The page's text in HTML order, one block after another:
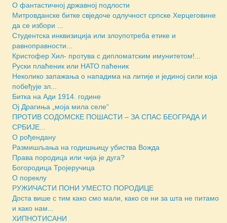
О фантастичној државној подлости
Митровданске битке свједочe одлучност српске Херцеговине
да се избори ...
Студентска инквизиција или злоупотреба етике и
равноправности...
Кристофер Хил- протува с дипломатским имунитетом!...
Руски плаћеник или НАТО паћеник
Неколико запажања о нападима на литије и јединој сили која
побеђује зл...
Битка на Ади 1914. године
Ој Драгиња „моја мила селе“
ПРОТИВ СОДОМСКЕ ПОШАСТИ – ЗА СПАС БЕОГРАДА И
СРБИЈЕ...
О рођендану
Размишљања на годишњицу убиства Вожда
Права породица или чија је дуга?
Богородица Тројеручица
О пореклу
РУЖИЧАСТИ ПОНИ УМЕСТО ПОРОДИЦЕ
Доста више с тим како смо мали, како се ни за шта не питамо
и како нам...
ХИПНОТИСАНИ